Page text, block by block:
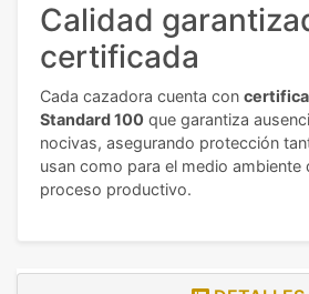
Calidad
certificada
Cada cazadora cuenta con
Standard 100 que garantiza
nocivas, asegurando protección
usan como para el medio ambiente
proceso productivo.